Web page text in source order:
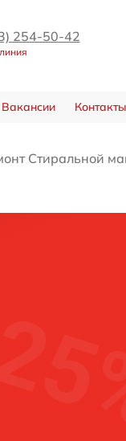
254-50-42
Вакансии Контакты
Стиральной